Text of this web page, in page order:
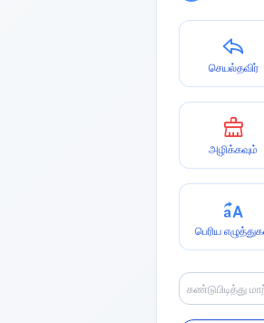
செயல்தவிர்
அழிக்கவும்
பெரிய